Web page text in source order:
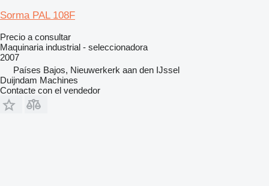
Sorma PAL 108F
Precio a consultar
Maquinaria industrial - seleccionadora
2007
Países Bajos, Nieuwerkerk aan den IJssel
Duijndam Machines
Contacte con el vendedor